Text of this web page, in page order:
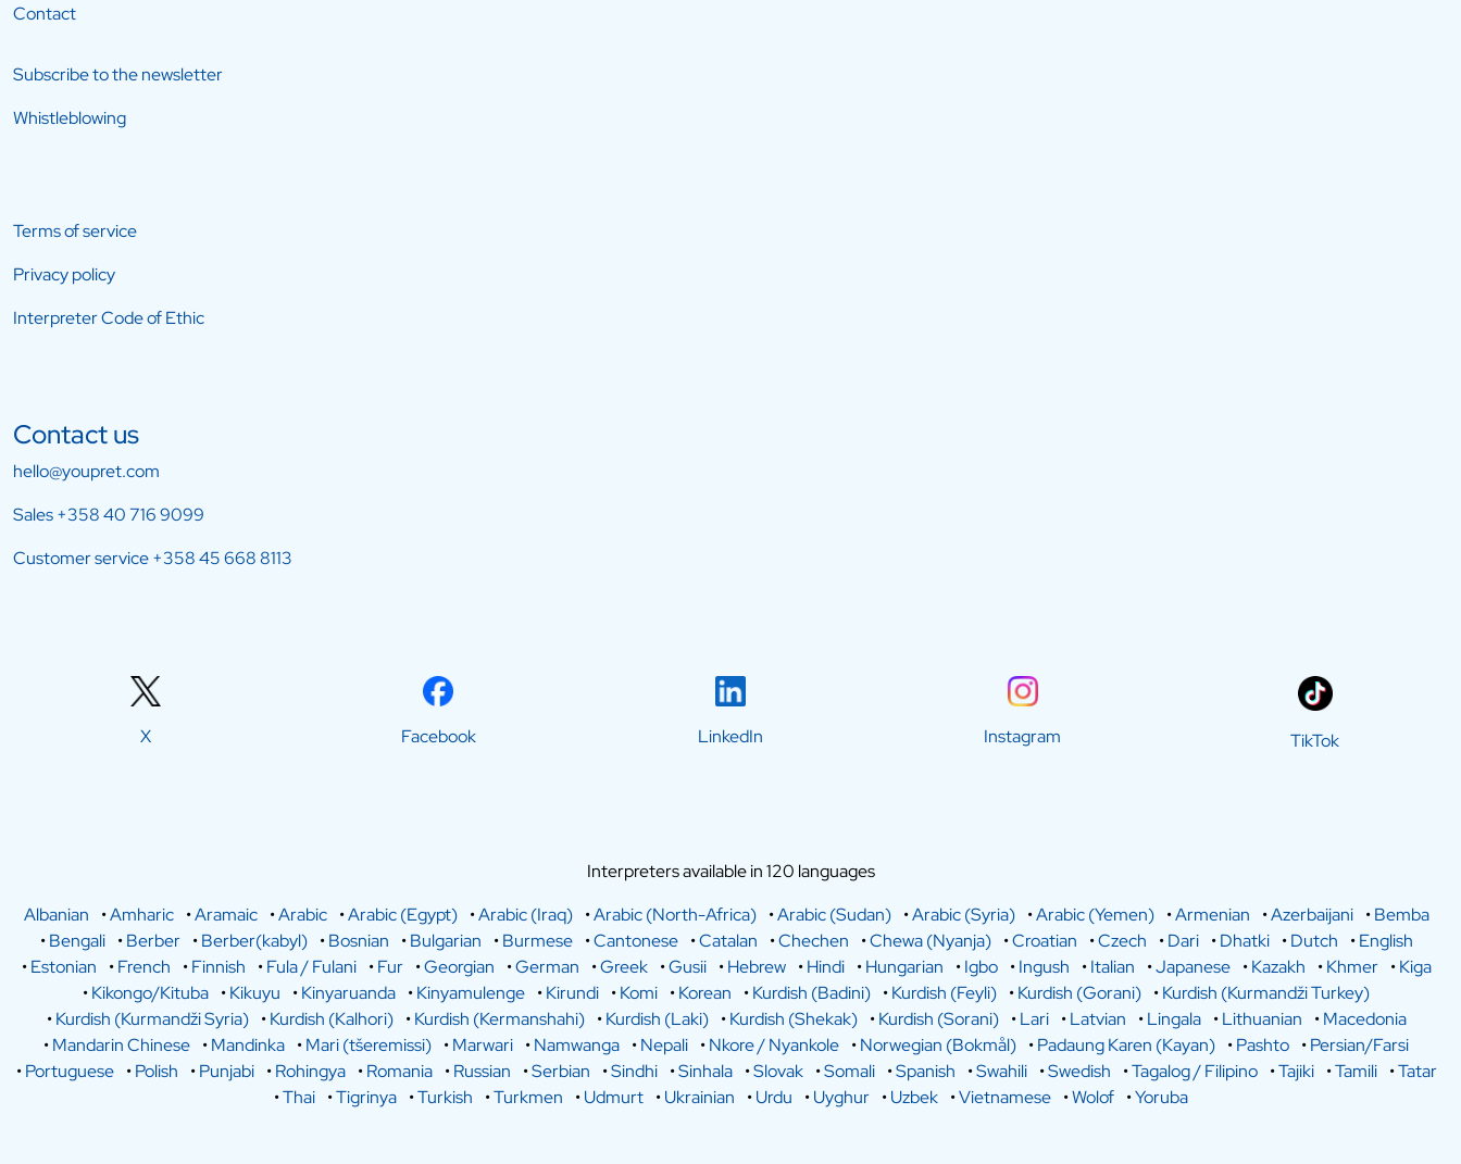
Contact
Subscribe to the newsletter
Whistleblowing
Terms of service
Privacy policy
Interpreter Code of Ethic
Contact us
hello@youpret.com
Sales+358 40 716 9099
Customer service+358 45 668 8113
X Facebook LinkedIn Instagram TikTok
Interpreters available in 120 languages
Albanian
•Amharic •Aramaic •Arabic •Arabic (Egypt) •Arabic (Iraq) •Arabic (North-Africa) •Arabic (Sudan) •Arabic (Syria) •Arabic (Yemen) •Armenian •Azerbaijani •Bemba
•Bengali •Berber •Berber(kabyl) •Bosnian •Bulgarian •Burmese •Cantonese •Catalan •Chechen •Chewa (Nyanja) •Croatian •Czech •Dari •Dhatki •Dutch •English
•Estonian •French •Finnish •Fula / Fulani •Fur •Georgian •German •Greek •Gusii •Hebrew •Hindi •Hungarian •Igbo •Ingush •Italian •Japanese •Kazakh •Khmer •Kiga
•Kikongo/Kituba •Kikuyu •Kinyaruanda •Kinyamulenge •Kirundi •Komi •Korean •Kurdish (Badini) •Kurdish (Feyli) •Kurdish (Gorani) •Kurdish (Kurmandži Turkey)
•Kurdish (Kurmandži Syria) •Kurdish (Kalhori) •Kurdish (Kermanshahi) •Kurdish (Laki) •Kurdish (Shekak) •Kurdish (Sorani) •Lari •Latvian •Lingala •Lithuanian •Macedonia
•Mandarin Chinese •Mandinka •Mari (tšeremissi) •Marwari •Namwanga •Nepali •Nkore / Nyankole •Norwegian (Bokmål) •Padaung Karen (Kayan) •Pashto •Persian/Farsi
•Portuguese •Polish •Punjabi •Rohingya •Romania •Russian •Serbian •Sindhi •Sinhala •Slovak •Somali •Spanish •Swahili •Swedish •Tagalog / Filipino •Tajiki •Tamili •Tatar
•Thai •Tigrinya •Turkish •Turkmen •Udmurt •Ukrainian •Urdu •Uyghur •Uzbek •Vietnamese •Wolof •Yoruba